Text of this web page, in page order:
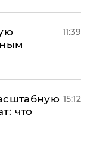
11:39
что
15:12